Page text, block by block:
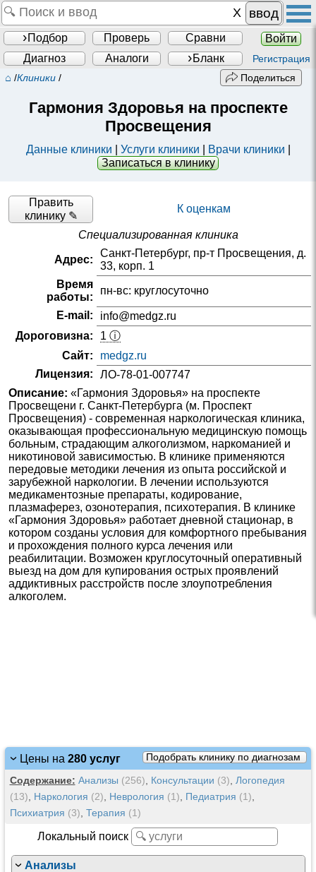
ввод
Подбор Проверь Сравни
Войти
Диагноз
Аналоги Бланк Регистрация
⌂ /Клиники / Поделиться
Гармония Здоровья на проспекте
Просвещения
Данные клиники Услуги клиники Врачи клиники
Записаться в клинику
Править
клинику ✎
К оценкам
Специализированная клиника
Адрес:
Санкт-Петербург, пр-т Просвещения, д.
33, корп. 1
Время
работы:
пн-вс: круглосуточно
E-mail:
info@medgz.ru
Дороговизна:
1 ⓘ
Сайт:
medgz.ru
Лицензия:
ЛО-78-01-007747
Описание: «Гармония Здоровья» на проспекте
Просвещени г. Санкт-Петербурга (м. Проспект
Просвещения) - современная наркологическая клиника,
оказывающая профессиональную медицинскую помощь
больным, страдающим алкоголизмом, наркоманией и
никотиновой зависимостью. В клинике применяются
передовые методики лечения из опыта российской и
зарубежной наркологии. В лечении используются
медикаментозные препараты, кодирование,
плазмаферез, озонотерапия, психотерапия. В клинике
«Гармония Здоровья» работает дневной стационар, в
котором созданы условия для комфортного пребывания
и прохождения полного курса лечения или
реабилитации. Возможен круглосуточный оперативный
выезд на дом для купирования острых проявлений
аддиктивных расстройств после злоупотребления
алкоголем.
Цены на 280 услуг Подобрать клинику по диагнозам
Содержание: Анализы (256) Консультации (3)
Логопедия
(13)
Наркология (2) Неврология (1) Педиатрия (1)
Психиатрия (3) Терапия (1)
Локальный поиск
Анализы